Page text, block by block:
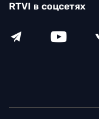
RTVI в соцсетях